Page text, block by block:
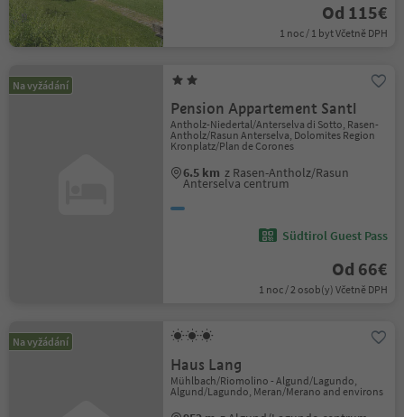
Od 115€
1 noc / 1 byt Včetně DPH
Na vyžádání
Pension Appartement Santl
Antholz-Niedertal/Anterselva di Sotto, Rasen-
Antholz/Rasun Anterselva, Dolomites Region
Kronplatz/Plan de Corones
6.5 km z Rasen-Antholz/Rasun
Anterselva centrum
Südtirol Guest Pass
Od 66€
1 noc / 2 osob(y) Včetně DPH
Na vyžádání
Haus Lang
Mühlbach/Riomolino - Algund/Lagundo,
Algund/Lagundo, Meran/Merano and environs